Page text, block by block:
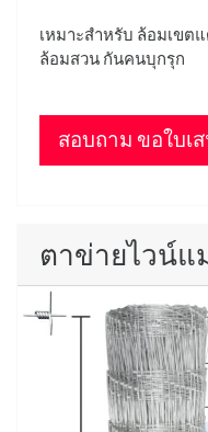
เหมาะสำหรับ ล้อมเข
ล้อมสวน กันคนบุกรุก
สอบถาม ขอใบเ
ตาข่ายไวน์แ